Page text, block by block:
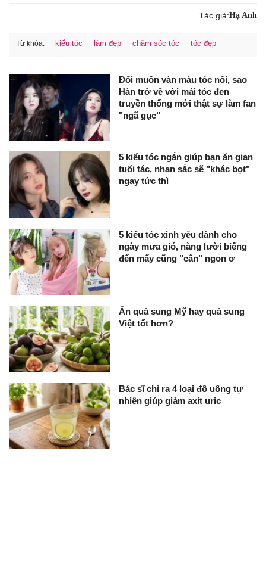
Tác giả:Hạ Anh
Từ khóa: kiểu tóc làm đẹp chăm sóc tóc tóc đẹp
Đổi muôn vàn màu tóc nổi, sao
Hàn trở về với mái tóc đen
truyền thống mới thật sự làm fan
"ngã gục"
5 kiểu tóc ngắn giúp bạn ăn gian
tuổi tác, nhan sắc sẽ "khác bọt"
ngay tức thì
5 kiểu tóc xinh yêu dành cho
ngày mưa gió, nàng lười biếng
đến mấy cũng "cân" ngon ơ
Ăn quả sung Mỹ hay quả sung
Việt tốt hơn?
Bác sĩ chỉ ra 4 loại đồ uống tự
nhiên giúp giảm axit uric